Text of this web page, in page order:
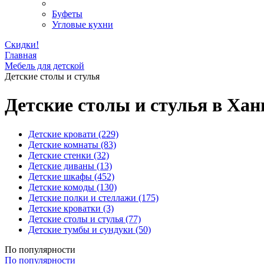
Буфеты
Угловые кухни
Скидки!
Главная
Мебель для детской
Детские столы и стулья
Детские столы и стулья в
Детские кровати (229)
Детские комнаты (83)
Детские стенки (32)
Детские диваны (13)
Детские шкафы (452)
Детские комоды (130)
Детские полки и стеллажи (175)
Детские кроватки (3)
Детские столы и стулья (77)
Детские тумбы и сундуки (50)
По популярности
По популярности